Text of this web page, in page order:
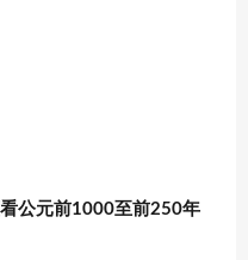
公元前1000至前250年